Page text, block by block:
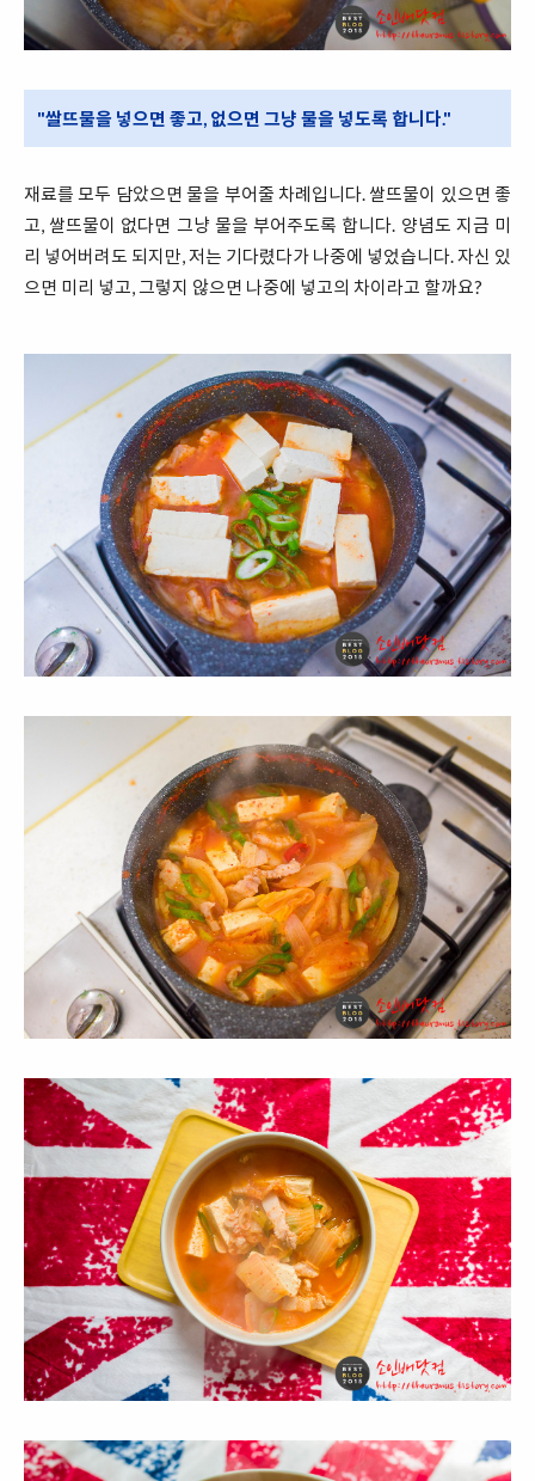
"쌀뜨물을 넣으면 좋고, 없으면 그냥 물을 넣도록 합니다."
재료를 모두 담았으면 물을 부어줄 차례입니다. 쌀뜨물이 있으면 좋
고, 쌀뜨물이 없다면 그냥 물을 부어주도록 합니다. 양념도 지금 미
리 넣어버려도 되지만, 저는 기다렸다가 나중에 넣었습니다. 자신 있
으면 미리 넣고, 그렇지 않으면 나중에 넣고의 차이라고 할까요?